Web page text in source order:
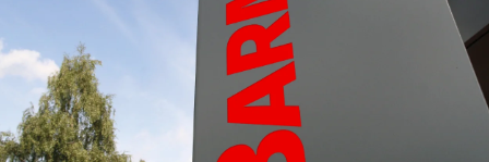
Barmag
BRAND DESIGN